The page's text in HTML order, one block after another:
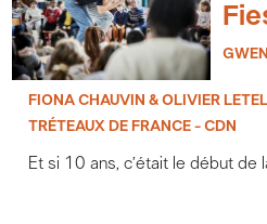
FIONA CHAUVIN & OLIVIER
TRÉTEAUX DE FRANCE - CDN
Et si 10 ans, c’était le début de